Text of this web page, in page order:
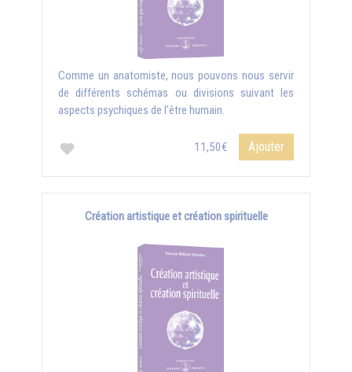
Comme un anatomiste, nous pouvons nous servir
de différents schémas ou divisions suivant les
aspects psychiques de l'être humain.
11,50€ Ajouter
Création artistique et création spirituelle